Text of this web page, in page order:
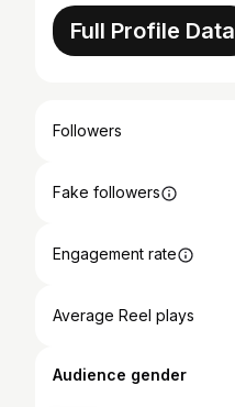
Full Profile Data
Followers
Fake followers
Engagement rate
Average Reel plays
Audience gender